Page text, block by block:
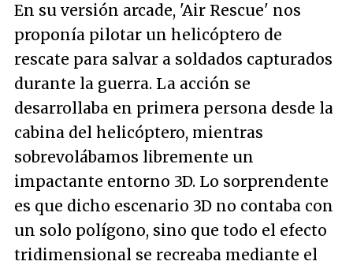
En su versión arcade, 'Air Rescue' nos
proponía pilotar un helicóptero de
rescate para salvar a soldados capturados
durante la guerra. La acción se
desarrollaba en primera persona desde la
cabina del helicóptero, mientras
sobrevolábamos libremente un
impactante entorno 3D. Lo sorprendente
es que dicho escenario 3D no contaba con
un solo polígono, sino que todo el efecto
tridimensional se recreaba mediante el